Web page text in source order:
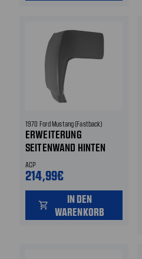
1970 Ford Mustang (Fastback)
ERWEITERUNG
SEITENWAND HINTEN
HINTEN LINKS
ACP
214,99€
shopping_cart
IN DEN
WARENKORB